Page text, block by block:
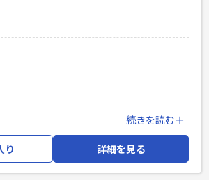
ンターから新センターへ全Volumeを転送
続きを読む＋
り 詳細を見る